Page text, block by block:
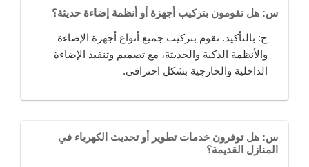
س: هل تقومون بتركيب أجهزة أو أنظمة إضاءة حديثة؟
ج: بالتأكيد. نقوم بتركيب جميع أنواع أجهزة الإضاءة
والأنظمة الذكية والحديثة، مع تصميم وتنفيذ الإضاءة
الداخلية والخارجية بشكل احترافي.
س: هل توفرون خدمات تطوير أو تحديث الكهرباء في
المنازل القديمة؟